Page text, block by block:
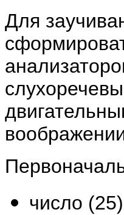
Для
число